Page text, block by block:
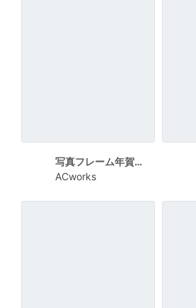
写真フレーム年賀状 くすんだ水色の鱗文様
ACworks